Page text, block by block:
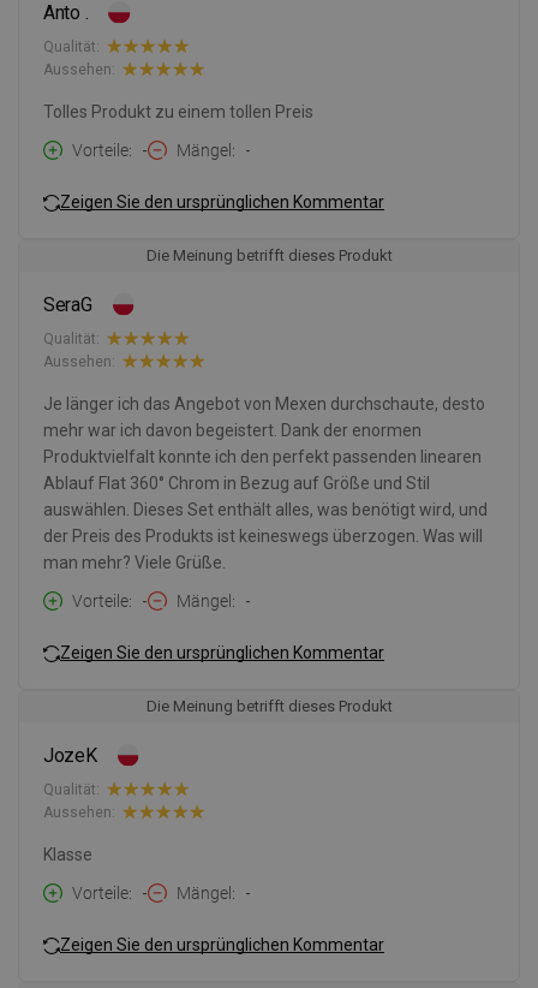
Anto .
Qualität:
Aussehen:
Tolles Produkt zu einem tollen Preis
Vorteile
- Mängel -
Zeigen Sie den ursprünglichen Kommentar
Die Meinung betrifft dieses Produkt
SeraG
Qualität:
Aussehen:
Je länger ich das Angebot von Mexen durchschaute, desto
mehr war ich davon begeistert. Dank der enormen
Produktvielfalt konnte ich den perfekt passenden linearen
Ablauf Flat 360° Chrom in Bezug auf Größe und Stil
auswählen. Dieses Set enthält alles, was benötigt wird, und
der Preis des Produkts ist keineswegs überzogen. Was will
man mehr? Viele Grüße.
Vorteile
- Mängel -
Zeigen Sie den ursprünglichen Kommentar
Die Meinung betrifft dieses Produkt
JozeK
Qualität:
Aussehen:
Klasse
Vorteile
- Mängel -
Zeigen Sie den ursprünglichen Kommentar